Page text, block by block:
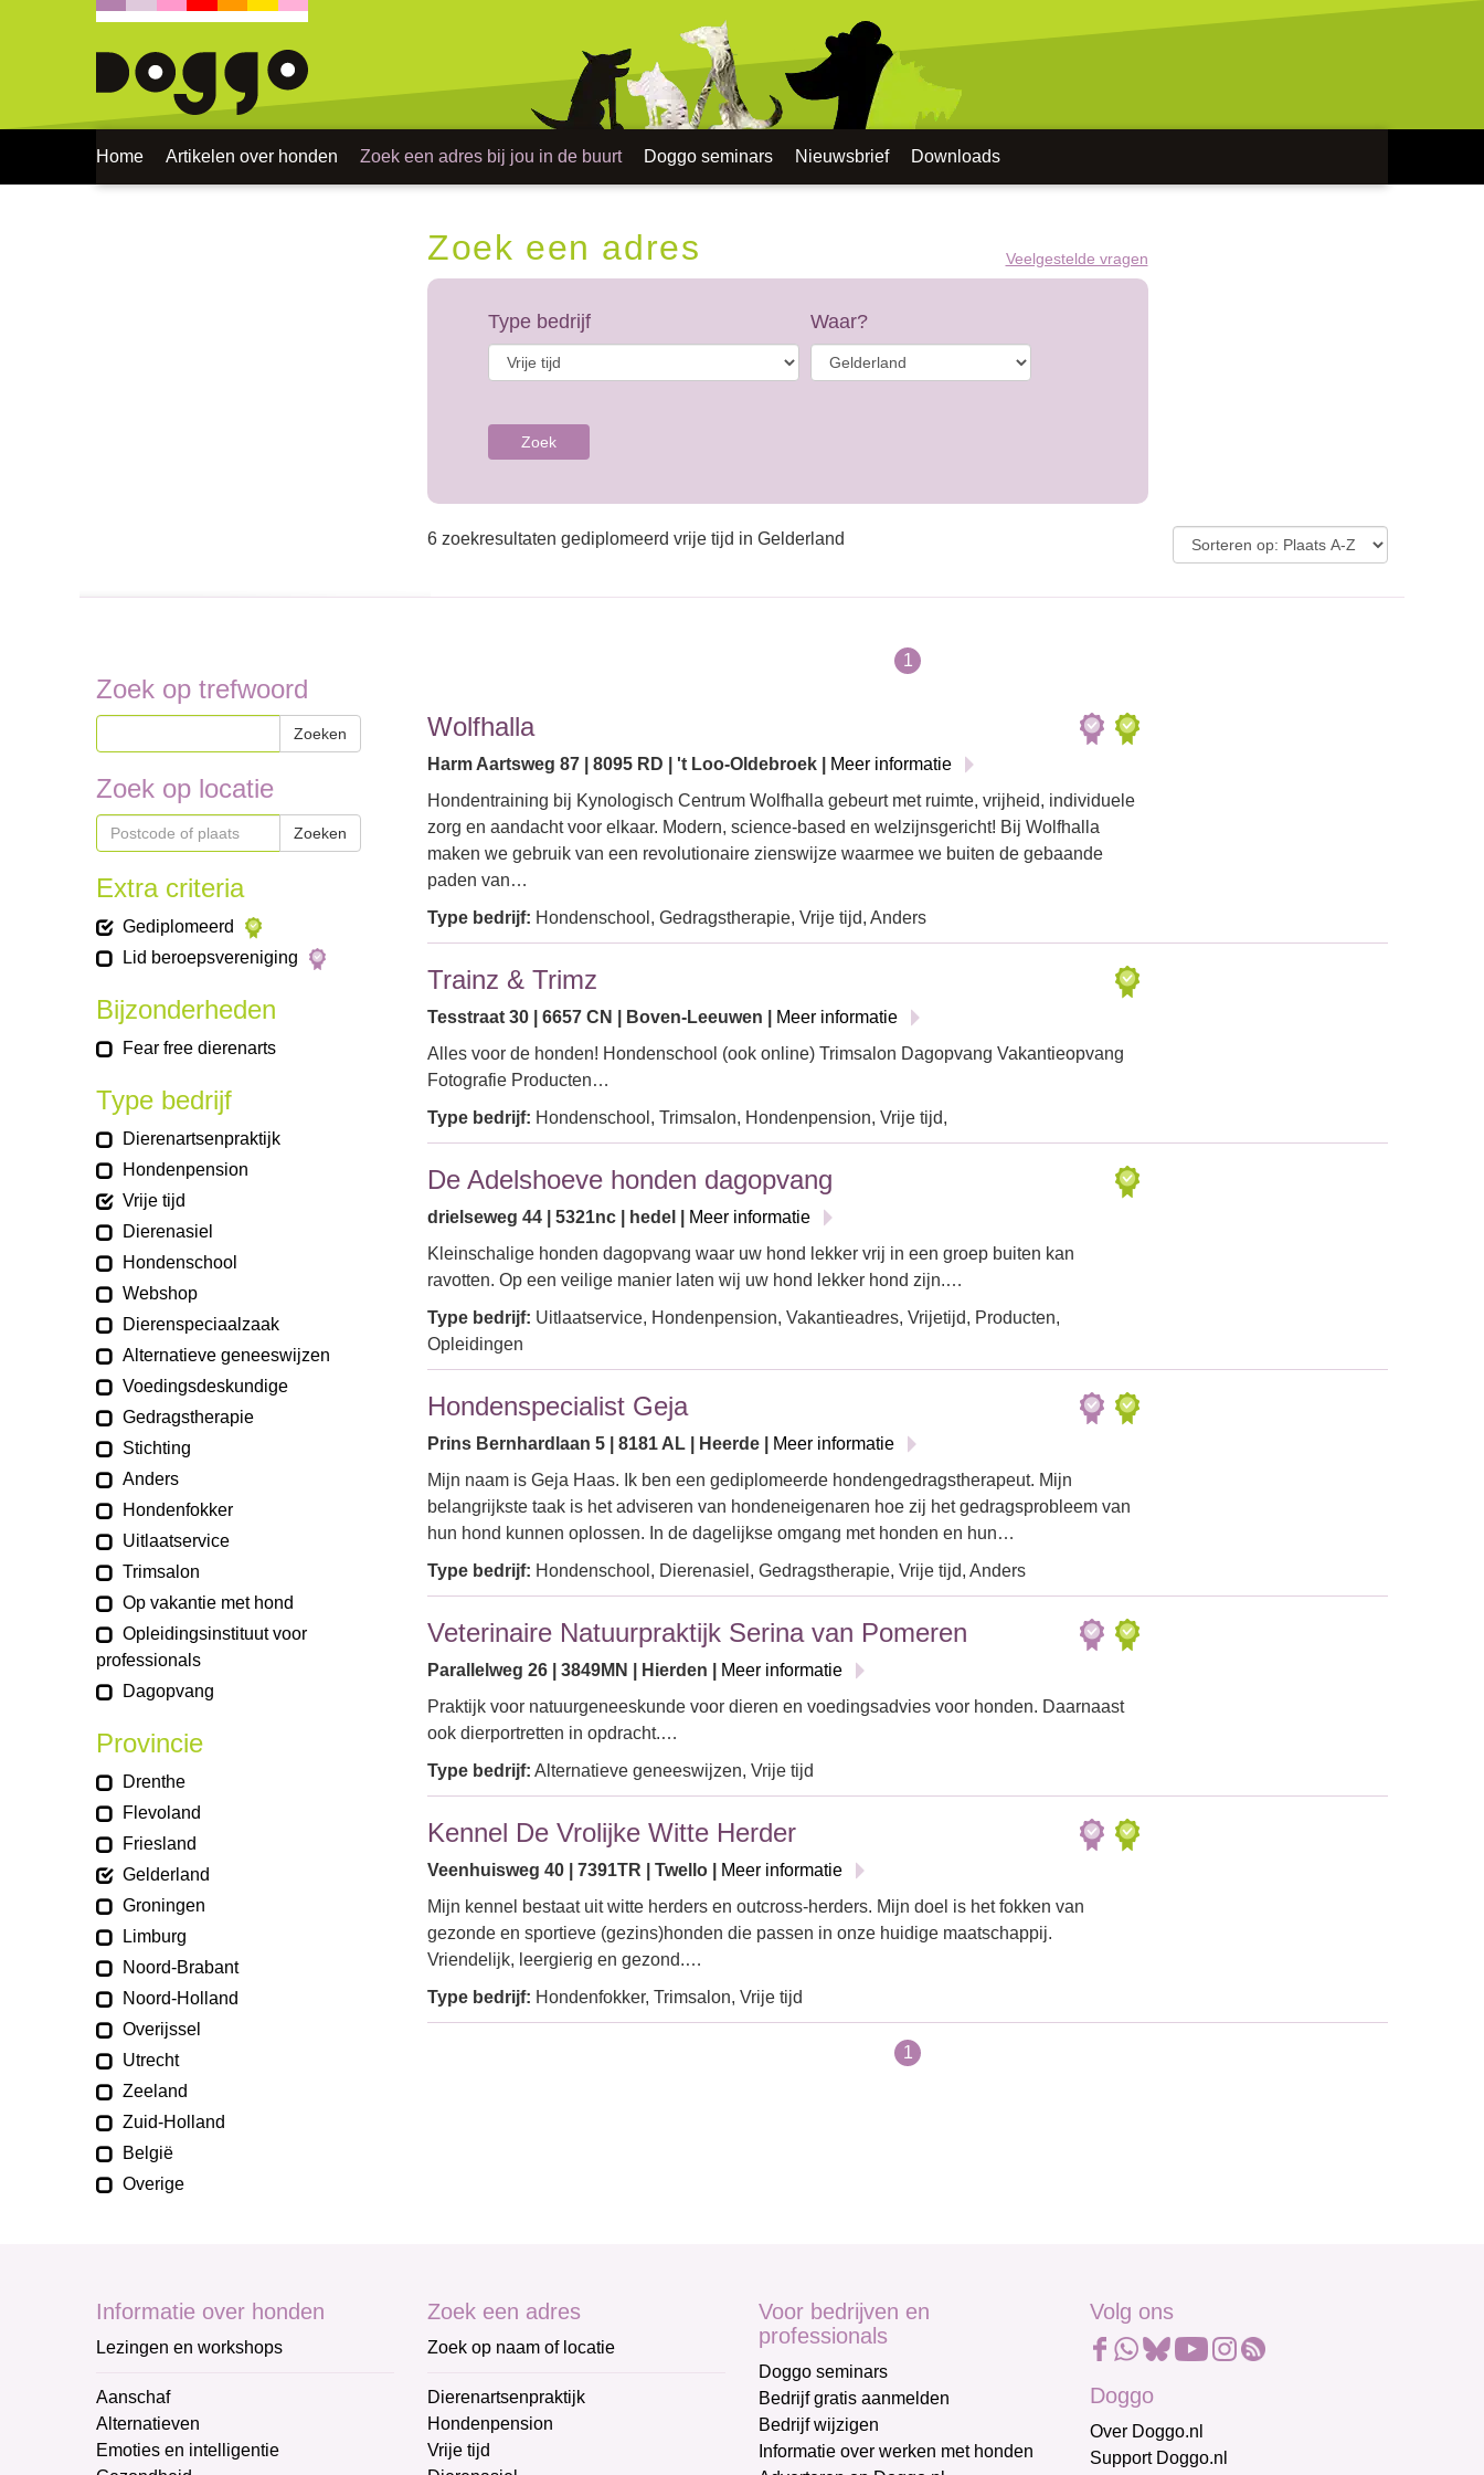
Home Artikelen over honden Zoek een adres bij jou in de buurt Doggo seminars Nieuwsbrief Downloads
Zoek een adres Veelgestelde vragen
Type bedrijf Waar?
Zoek
6 zoekresultaten gediplomeerd vrije tijd in Gelderland
Zoek op trefwoord
Zoeken
Zoek op locatie
Zoeken
Extra criteria
Gediplomeerd
Lid beroepsvereniging
Bijzonderheden
Fear free dierenarts
Type bedrijf
Dierenartsenpraktijk
Hondenpension
Vrije tijd
Dierenasiel
Hondenschool
Webshop
Dierenspeciaalzaak
Alternatieve geneeswijzen
Voedingsdeskundige
Gedragstherapie
Stichting
Anders
Hondenfokker
Uitlaatservice
Trimsalon
Op vakantie met hond
Opleidingsinstituut voor
professionals
Dagopvang
Provincie
Drenthe
Flevoland
Friesland
Gelderland
Groningen
Limburg
Noord-Brabant
Noord-Holland
Overijssel
Utrecht
Zeeland
Zuid-Holland
België
Overige
1
Wolfhalla
Harm Aartsweg 87 | 8095 RD | 't Loo-Oldebroek |
Meer informatie
Hondentraining bij Kynologisch Centrum Wolfhalla gebeurt met ruimte, vrijheid, individuele
zorg en aandacht voor elkaar. Modern, science-based en welzijnsgericht! Bij Wolfhalla
maken we gebruik van een revolutionaire zienswijze waarmee we buiten de gebaande
paden van…
Type bedrijf: Hondenschool, Gedragstherapie, Vrije tijd, Anders
Trainz & Trimz
Tesstraat 30 | 6657 CN | Boven-Leeuwen |
Meer informatie
Alles voor de honden! Hondenschool (ook online) Trimsalon Dagopvang Vakantieopvang
Fotografie Producten…
Type bedrijf: Hondenschool, Trimsalon, Hondenpension, Vrije tijd,
De Adelshoeve honden dagopvang
drielseweg 44 | 5321nc | hedel |
Meer informatie
Kleinschalige honden dagopvang waar uw hond lekker vrij in een groep buiten kan
ravotten. Op een veilige manier laten wij uw hond lekker hond zijn.…
Type bedrijf: Uitlaatservice, Hondenpension, Vakantieadres, Vrijetijd, Producten,
Opleidingen
Hondenspecialist Geja
Prins Bernhardlaan 5 | 8181 AL | Heerde |
Meer informatie
Mijn naam is Geja Haas. Ik ben een gediplomeerde hondengedragstherapeut. Mijn
belangrijkste taak is het adviseren van hondeneigenaren hoe zij het gedragsprobleem van
hun hond kunnen oplossen. In de dagelijkse omgang met honden en hun…
Type bedrijf: Hondenschool, Dierenasiel, Gedragstherapie, Vrije tijd, Anders
Veterinaire Natuurpraktijk Serina van Pomeren
Parallelweg 26 | 3849MN | Hierden |
Meer informatie
Praktijk voor natuurgeneeskunde voor dieren en voedingsadvies voor honden. Daarnaast
ook dierportretten in opdracht.…
Type bedrijf: Alternatieve geneeswijzen, Vrije tijd
Kennel De Vrolijke Witte Herder
Veenhuisweg 40 | 7391TR | Twello |
Meer informatie
Mijn kennel bestaat uit witte herders en outcross-herders. Mijn doel is het fokken van
gezonde en sportieve (gezins)honden die passen in onze huidige maatschappij.
Vriendelijk, leergierig en gezond.…
Type bedrijf: Hondenfokker, Trimsalon, Vrije tijd
1
Informatie over honden
Lezingen en workshops
Aanschaf
Alternatieven
Emoties en intelligentie
Zoek een adres
Zoek op naam of locatie
Dierenartsenpraktijk
Hondenpension
Vrije tijd
Voor bedrijven en
professionals
Doggo seminars
Bedrijf gratis aanmelden
Bedrijf wijzigen
Informatie over werken met honden
Volg ons
Doggo
Over Doggo.nl
Support Doggo.nl